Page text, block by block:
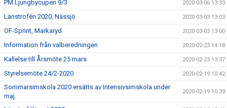
PM Ljungbycupen 9/3 2020-03-06 13:33
Länstrofén 2020, Nässjö 2020-03-03 13:03
OF-Sprint, Markaryd 2020-03-03 13:00
Information från valberedningen 2020-02-23 14:18
Kallelse till Årsmöte 25 mars 2020-02-23 13:37
Styrelsemöte 24/2-2020 2020-02-19 10:42
Sommarsimskola 2020 ersätts av Intensivsimskola under
maj.
2020-02-19 10:39